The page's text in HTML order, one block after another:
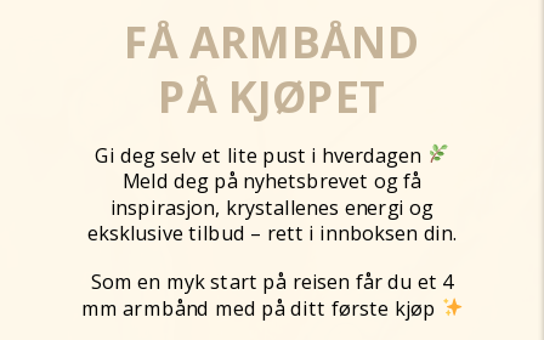
FÅ ARMBÅND
PÅ KJØPET
Gi deg selv et lite pust i hverdagen
Meld deg på nyhetsbrevet og få
inspirasjon, krystallenes energi og
eksklusive tilbud – rett i innboksen din.
Som en myk start på reisen får du et 4
mm armbånd med på ditt første kjøp